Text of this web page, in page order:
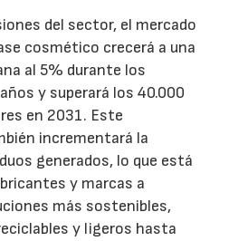
del sector, el mercado
cosmético crecerá a una
al 5% durante los
y superará los 40.000
en 2031. Este
incrementará la
generados, lo que está
y marcas a
más sostenibles,
y ligeros hasta